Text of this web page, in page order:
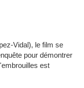
Vidal), le film se
pour démontrer
est